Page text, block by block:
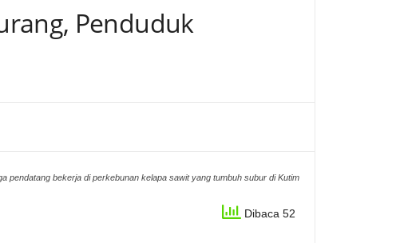
Penduduk
pendatang bekerja di perkebunan kelapa sawit yang tumbuh subur di Kutim
Dibaca 52